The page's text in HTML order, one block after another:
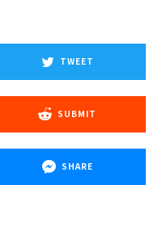
TWEET
SUBMIT
SHARE